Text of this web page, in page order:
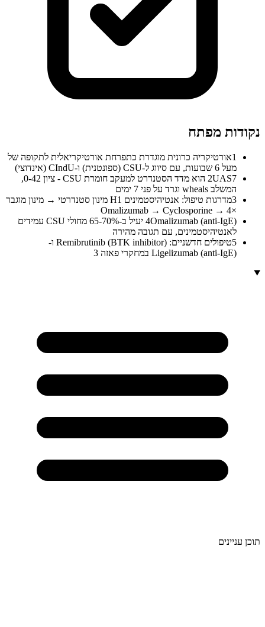
נקודות מפתח
1אורטיקריה כרונית מוגדרת כתפרחת אורטיקריאלית לתקופה של
מעל 6 שבועות, עם סיווג ל-CSU (ספונטנית) ו-CIndU (אינדוצי)
2
UAS7 הוא מדד הסטנדרט למעקב חומרת CSU - ציון 0-42,
המשלב wheals וגרד על פני 7 ימים
3
מדרגות טיפול: אנטיהיסטמינים H1 מינון סטנדרטי → מינון מוגבר
×4 → Omalizumab → Cyclosporine
4
Omalizumab (anti-IgE) יעיל ב-65-70% מחולי CSU עמידים
לאנטיהיסטמינים, עם תגובה מהירה
5
טיפולים חדשניים: Remibrutinib (BTK inhibitor) ו-
Ligelizumab (anti-IgE) במחקרי פאזה 3
תוכן עניינים